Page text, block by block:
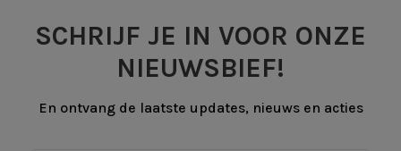
SCHRIJF JE IN VOOR ONZE
NIEUWSBIEF!
En ontvang de laatste updates, nieuws en acties